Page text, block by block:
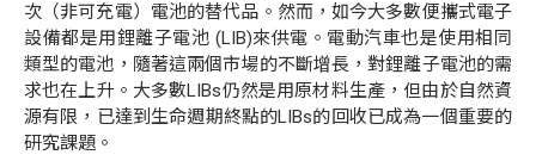
次（非可充電）電池的替代品。然而，如今大多數便攜式電子
設備都是用鋰離子電池 (LIB)來供電。電動汽車也是使用相同
類型的電池，隨著這兩個市場的不斷增長，對鋰離子電池的需
求也在上升。大多數LIBs仍然是用原材料生產，但由於自然資
源有限，已達到生命週期終點的LIBs的回收已成為一個重要的
研究課題。